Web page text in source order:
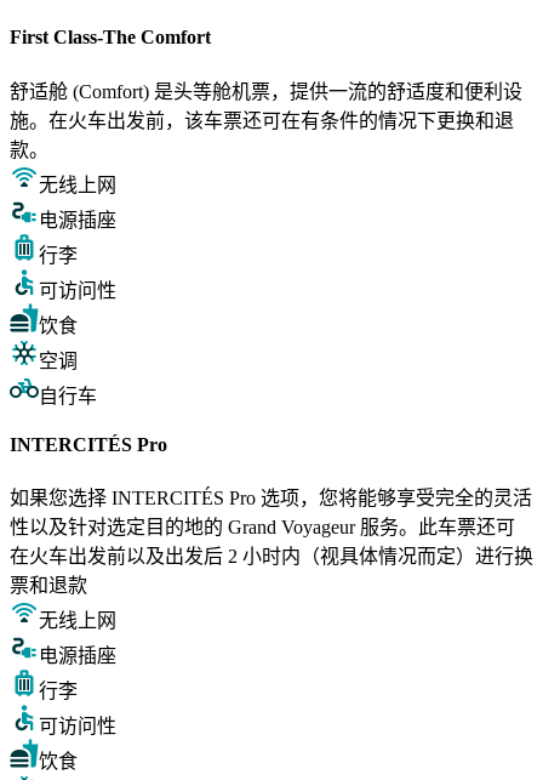
First Class-The Comfort
舒适舱 (Comfort) 是头等舱机票，提供一流的舒适度和便利设
施。在火车出发前，该车票还可在有条件的情况下更换和退
款。
无线上网
电源插座
行李
可访问性
饮食
空调
自行车
INTERCITÉS Pro
如果您选择 INTERCITÉS Pro 选项，您将能够享受完全的灵活
性以及针对选定目的地的 Grand Voyageur 服务。此车票还可
在火车出发前以及出发后 2 小时内（视具体情况而定）进行换
票和退款
无线上网
电源插座
行李
可访问性
饮食